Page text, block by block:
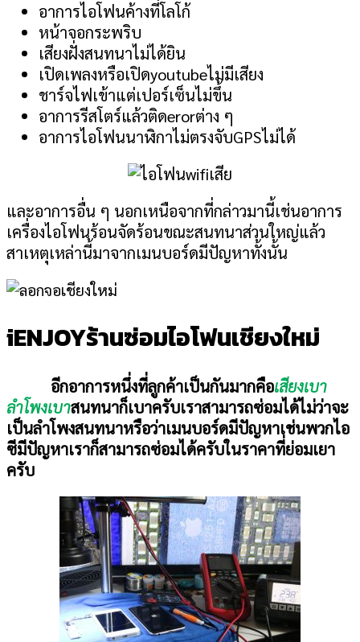
อาการไอโฟนค้างที่โลโก้
หน้าจอกระพริบ
เสียงฝั่งสนทนาไม่ได้ยิน
เปิดเพลงหรือเปิดyoutubeไม่มีเสียง
ชาร์จไฟเข้าแต่เปอร์เซ็นไม่ขึ้น
อาการรีสโตร์แล้วติดerorต่าง ๆ
อาการไอโฟนนาฬิกาไม่ตรงจับGPSไม่ได้
และอาการอื่น ๆ นอกเหนือจากที่กล่าวมานี้เช่นอาการ
เครื่องไอโฟนร้อนจัดร้อนขณะสนทนาส่วนใหญ่แล้ว
สาเหตุเหล่านี้มาจากเมนบอร์ดมีปัญหาทั้งนั้น
iENJOYร้านซ่อมไอโฟนเชียงใหม่
อีกอาการหนึ่งที่ลูกค้าเป็นกันมากคือเสียงเบา
ลำโพงเบาสนทนาก็เบาครับเราสามารถซ่อมได้ไม่ว่าจะ
เป็นลำโพงสนทนาหรือว่าเมนบอร์ดมีปัญหาเช่นพวกไอ
ซีมีปัญหาเราก็สามารถซ่อมได้ครับในราคาที่ย่อมเยา
ครับ